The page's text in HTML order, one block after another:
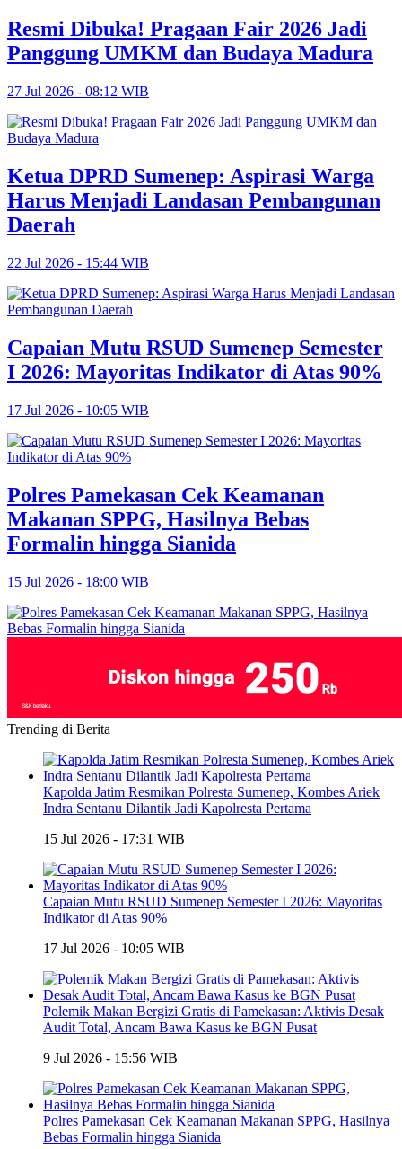
Resmi Dibuka! Pragaan Fair 2026 Jadi
Panggung UMKM dan Budaya Madura
27 Jul 2026 - 08:12 WIB
Ketua DPRD Sumenep: Aspirasi Warga
Harus Menjadi Landasan Pembangunan
Daerah
22 Jul 2026 - 15:44 WIB
Capaian Mutu RSUD Sumenep Semester
I 2026: Mayoritas Indikator di Atas 90%
17 Jul 2026 - 10:05 WIB
Polres Pamekasan Cek Keamanan
Makanan SPPG, Hasilnya Bebas
Formalin hingga Sianida
15 Jul 2026 - 18:00 WIB
Trending di Berita
Kapolda Jatim Resmikan Polresta Sumenep, Kombes Ariek
Indra Sentanu Dilantik Jadi Kapolresta Pertama
15 Jul 2026 - 17:31 WIB
Capaian Mutu RSUD Sumenep Semester I 2026: Mayoritas
Indikator di Atas 90%
17 Jul 2026 - 10:05 WIB
Polemik Makan Bergizi Gratis di Pamekasan: Aktivis Desak
Audit Total, Ancam Bawa Kasus ke BGN Pusat
9 Jul 2026 - 15:56 WIB
Polres Pamekasan Cek Keamanan Makanan SPPG, Hasilnya
Bebas Formalin hingga Sianida